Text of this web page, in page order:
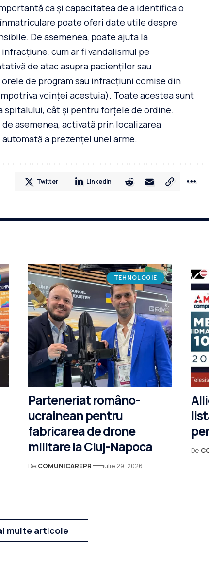
ca și capacitatea de a identifica o
poate oferi date utile despre
De asemenea, poate ajuta la
cum ar fi vandalismul pe
de atac asupra pacienților sau
de program sau infracțiuni comise din
voinței acestuia). Toate acestea sunt
cât și pentru forțele de ordine.
asemenea, activată prin localizarea
a prezenței unei arme.
Twitter LinkedIn
TEHNOLOGIE
Parteneriat româno-
ucrainean pentru
fabricarea de drone
militare la Cluj-Napoca
De:COMUNICAREPR iulie 29, 2026
De:
multe articole